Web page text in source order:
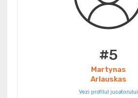
#5
Martynas
Arlauskas
Vezi profilul jucatorului